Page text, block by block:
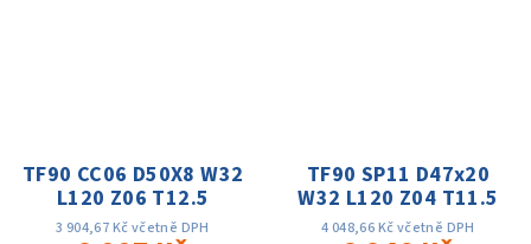
TF90 CC06 D50X8 W32
L120 Z06 T12.5
3 904,67 Kč včetně DPH
TF90 SP11 D47x20
W32 L120 Z04 T11.5
4 048,66 Kč včetně DPH